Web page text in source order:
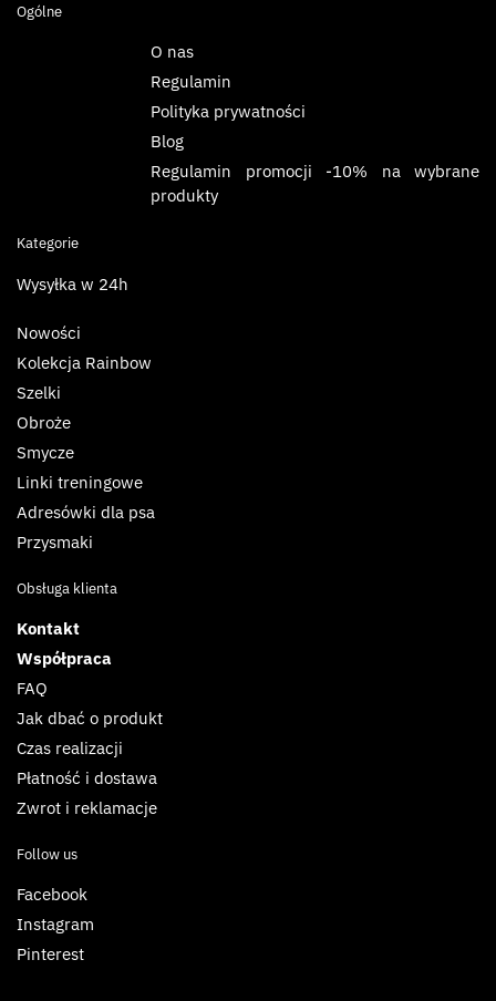
Ogólne
O nas
Regulamin
Polityka prywatności
Blog
Regulamin promocji -10% na wybrane
produkty
Kategorie
Wysyłka w 24h
Nowości
Kolekcja Rainbow
Szelki
Obroże
Smycze
Linki treningowe
Adresówki dla psa
Przysmaki
Obsługa klienta
Kontakt
Współpraca
FAQ
Jak dbać o produkt
Czas realizacji
Płatność i dostawa
Zwrot i reklamacje
Follow us
Facebook
Instagram
Pinterest